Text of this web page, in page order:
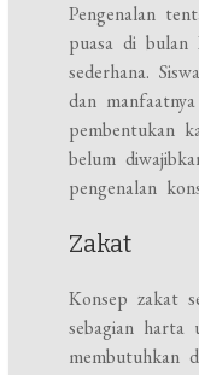
Pengenalan
puasa di bulan
sederhana.
dan
pembentukan
belum
pengenalan
Zakat
Konsep zakat
sebagian harta
membutuhkan